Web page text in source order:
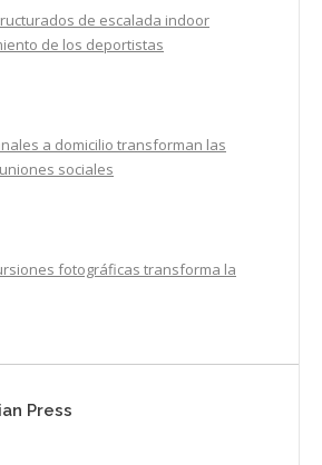
de escalada indoor
de los deportistas
a domicilio transforman las
sociales
fotográficas transforma la
Press